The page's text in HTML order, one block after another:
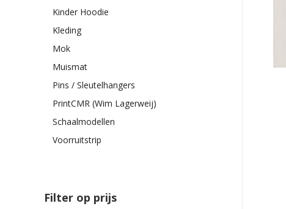
Kinder Hoodie
Kleding
Mok
Muismat
Pins / Sleutelhangers
PrintCMR (Wim Lagerweij)
Schaalmodellen
Voorruitstrip
Filter op prijs